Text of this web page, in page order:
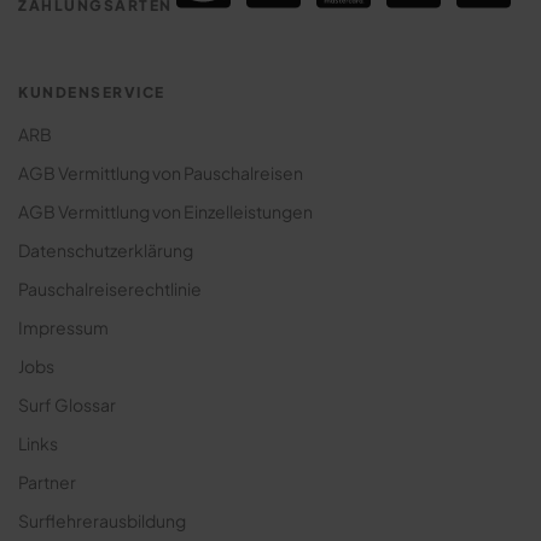
ZAHLUNGSARTEN
KUNDENSERVICE
ARB
AGB Vermittlung von Pauschalreisen
AGB Vermittlung von Einzelleistungen
Datenschutzerklärung
Pauschalreiserechtlinie
Impressum
Jobs
Surf Glossar
Links
Partner
Surflehrerausbildung